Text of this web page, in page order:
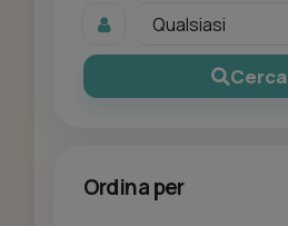
Cerca
Ordina per